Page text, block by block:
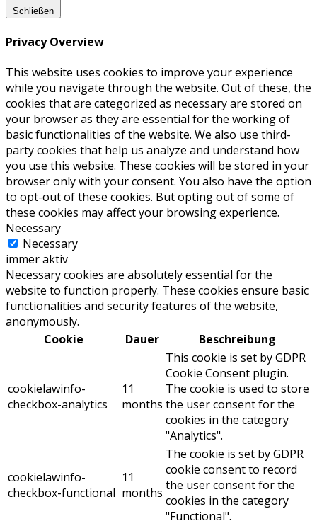
Schließen
Privacy Overview
This website uses cookies to improve your experience
while you navigate through the website. Out of these, the
cookies that are categorized as necessary are stored on
your browser as they are essential for the working of
basic functionalities of the website. We also use third-
party cookies that help us analyze and understand how
you use this website. These cookies will be stored in your
browser only with your consent. You also have the option
to opt-out of these cookies. But opting out of some of
these cookies may affect your browsing experience.
Necessary
Necessary
immer aktiv
Necessary cookies are absolutely essential for the
website to function properly. These cookies ensure basic
functionalities and security features of the website,
anonymously.
Cookie
Dauer Beschreibung
cookielawinfo-
checkbox-analytics
11
months
This cookie is set by GDPR
Cookie Consent plugin.
The cookie is used to store
the user consent for the
cookies in the category
"Analytics".
cookielawinfo-
checkbox-functional
11
months
The cookie is set by GDPR
cookie consent to record
the user consent for the
cookies in the category
"Functional".